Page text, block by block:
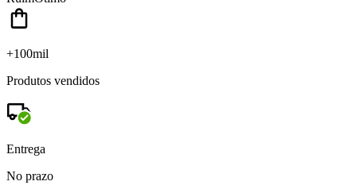
+100mil
Produtos vendidos
Entrega
No prazo